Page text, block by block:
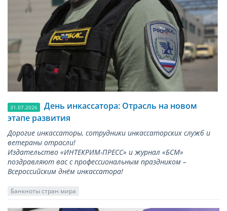
31.07.2026
День инкассатора: Отрасль на новом
этапе развития
Дорогие инкассаторы, сотрудники инкассаторских служб и
ветераны отрасли!
Издательство «ИНТЕКРИМ-ПРЕСС» и журнал «БСМ»
поздравляют вас с профессиональным праздником –
Всероссийским днём инкассатора!
Банкноты стран мира